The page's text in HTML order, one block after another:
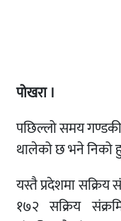
पोखरा ।
पछिल्लो समय
थालेको छ भने निको
यस्तै प्रदेशमा सक्रिय
१७२ सक्रिय